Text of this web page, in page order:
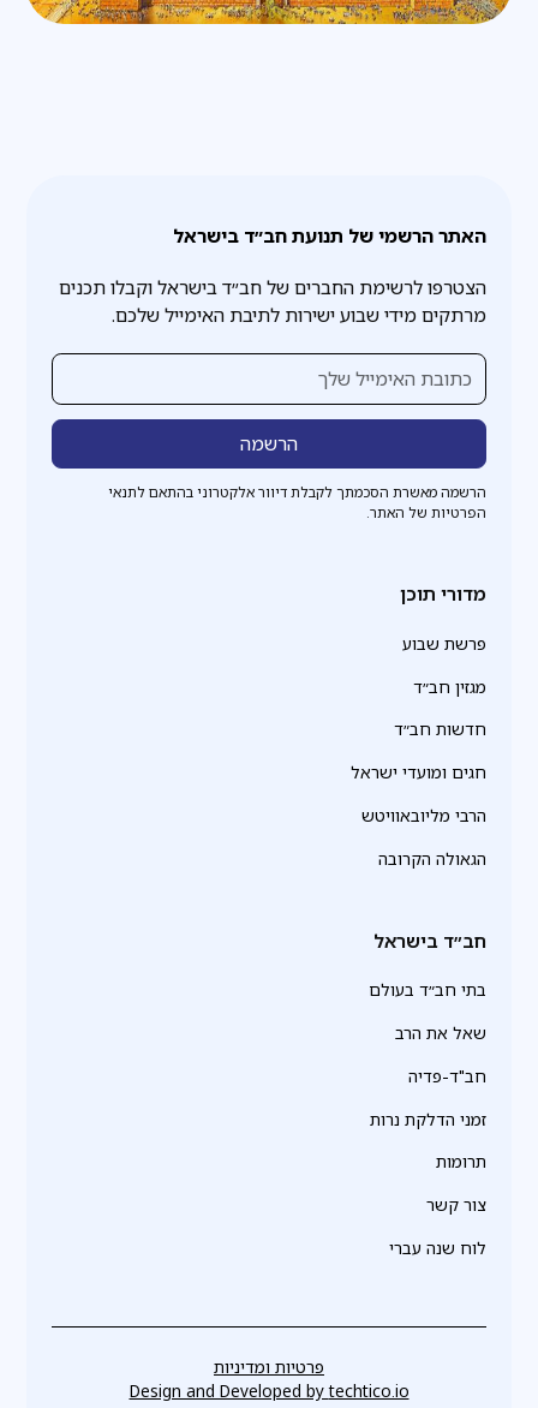
האתר הרשמי של תנועת חב״ד בישראל
הצטרפו לרשימת החברים של חב״ד בישראל וקבלו תכנים
מרתקים מידי שבוע ישירות לתיבת האימייל שלכם.
הרשמה מאשרת הסכמתך לקבלת דיוור אלקטרוני בהתאם לתנאי
הפרטיות של האתר.
מדורי תוכן
פרשת שבוע
מגזין חב״ד
חדשות חב״ד
חגים ומועדי ישראל
הרבי מליובאוויטש
הגאולה הקרובה
חב״ד בישראל
בתי חב״ד בעולם
שאל את הרב
חב"ד-פדיה
זמני הדלקת נרות
תרומות
צור קשר
לוח שנה עברי
פרטיות ומדיניות
Design and Developed bytechtico.io